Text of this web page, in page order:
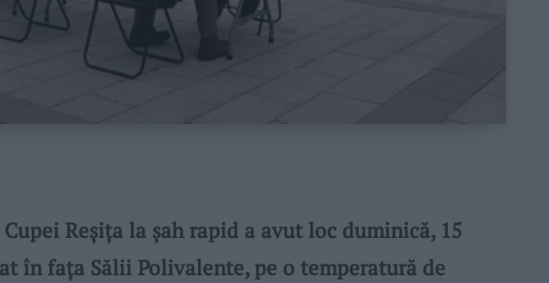
Reșița la șah rapid a avut loc duminică, 15
în fața Sălii Polivalente, pe o temperatură de